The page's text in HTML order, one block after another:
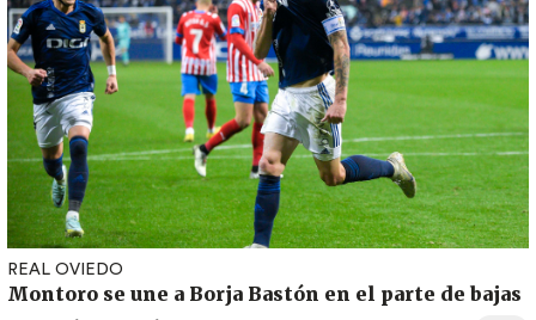
REAL OVIEDO
Montoro se une a Borja Bastón en el parte de bajas